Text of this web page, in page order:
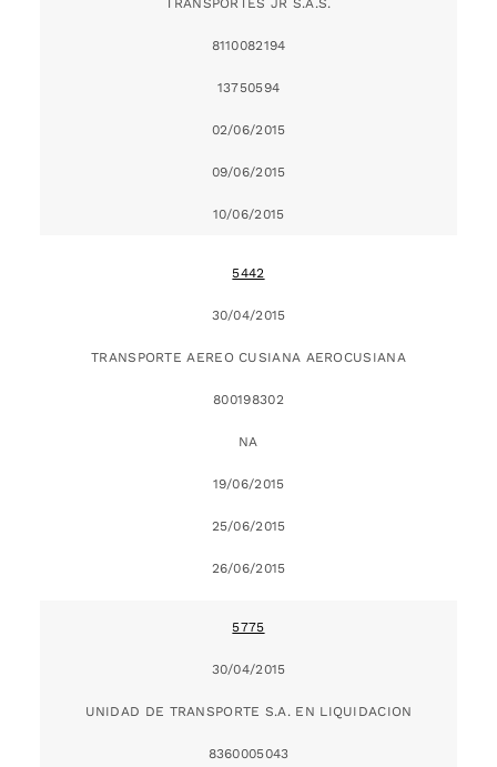
8110082194
13750594
02/06/2015
09/06/2015
10/06/2015
5442
30/04/2015
TRANSPORTE AEREO CUSIANA AEROCUSIANA
800198302
NA
19/06/2015
25/06/2015
26/06/2015
5775
30/04/2015
UNIDAD DE TRANSPORTE S.A. EN LIQUIDACION
8360005043